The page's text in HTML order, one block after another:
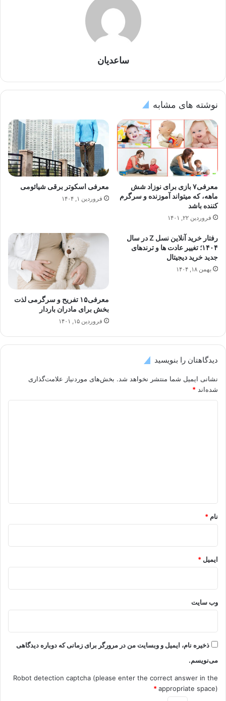
ساعدیان
نوشته های مشابه
معرفی۷ بازی برای نوزاد شش
ماهه، که میتواند آموزنده و سرگرم
کننده باشد
فروردین ۲۲, ۱۴۰۱
معرفی اسکوتر برقی شیائومی
فروردین ۱, ۱۴۰۴
رفتار خرید آنلاین نسل Z در سال
۱۴۰۴؛ تغییر عادت ها و ترندهای
جدید خرید دیجیتال
بهمن ۱۸, ۱۴۰۴
معرفی۱۵ تفریح و سرگرمی لذت
بخش برای مادران باردار
فروردین ۱۵, ۱۴۰۱
دیدگاهتان را بنویسید
نشانی ایمیل شما منتشر نخواهد شد. بخش‌های موردنیاز علامت‌گذاری
شده‌اند *
نام *
ایمیل *
وب‌ سایت
ذخیره نام، ایمیل و وبسایت من در مرورگر برای زمانی که دوباره دیدگاهی
می‌نویسم.
Robot detection captcha (please enter the correct answer in the
appropriate space)
*